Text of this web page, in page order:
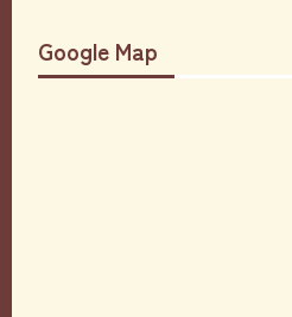
Google Map